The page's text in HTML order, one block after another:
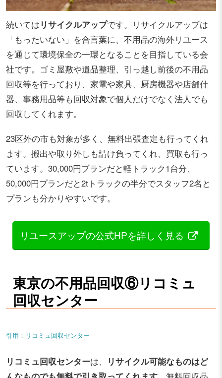
続いては リサイクルアップです。リサイクルアップは
「もったいない」を合言葉に、不用品の海外リユース
を通じて環境保全の一環となることを目指している会
社です。ゴミ屋敷や遺品整理、引っ越し前後の不用品
回収等を行っており、家電や家具、厨房機器や店舗什
器、事務用品等も回収対象で個人だけでなく法人でも
回収してくれます。
23区外の市も対象が多く、無料出張査定も行ってくれ
ます。搬出や取り外しも請け負ってくれ、買取も行っ
ています。30,000円プランだと軽トラック1台分、
50,000円プランだと2tトラックの半分でスタッフ2名と
プランも分かりやすいです。
リユースアップの公式HPを詳しく見る
東京の不用品回収⑥リコミュ
回収センター
引用：リコミュ回収センター
リコミュ回収センターは、
リサイクル可能なものはど